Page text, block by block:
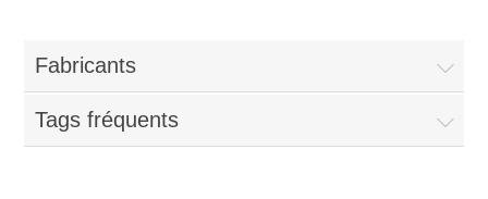
Fabricants
Tags fréquents